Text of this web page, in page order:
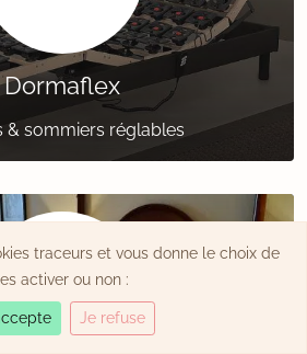
Dormaflex
& sommiers réglables
traceurs et vous donne le choix de
les activer ou non :
Je refuse